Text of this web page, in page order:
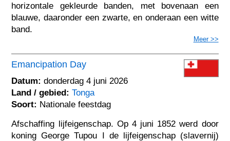
horizontale gekleurde banden, met bovenaan een
blauwe, daaronder een zwarte, en onderaan een witte
band.
Meer >>
Emancipation Day
Datum: donderdag 4 juni 2026
Land / gebied: Tonga
Soort: Nationale feestdag
Afschaffing lijfeigenschap. Op 4 juni 1852 werd door
koning George Tupou I de lijfeigenschap (slavernij)